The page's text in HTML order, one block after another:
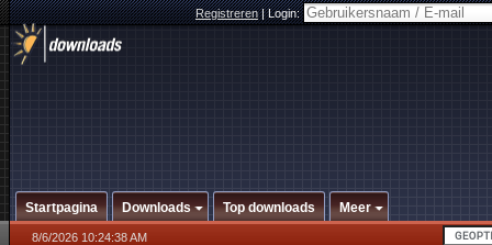
Registreren|Login:
Startpagina Downloads Top downloads Meer
8/6/2026 10:24:38 AM